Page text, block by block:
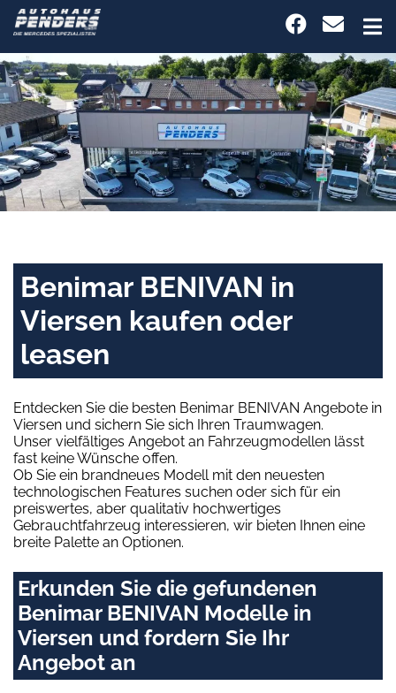
Benimar BENIVAN in
Viersen kaufen oder
leasen
Entdecken Sie die besten Benimar BENIVAN Angebote in
Viersen und sichern Sie sich Ihren Traumwagen.
Unser vielfältiges Angebot an Fahrzeugmodellen lässt
fast keine Wünsche offen.
Ob Sie ein brandneues Modell mit den neuesten
technologischen Features suchen oder sich für ein
preiswertes, aber qualitativ hochwertiges
Gebrauchtfahrzeug interessieren, wir bieten Ihnen eine
breite Palette an Optionen.
Erkunden Sie die gefundenen
Benimar BENIVAN Modelle in
Viersen und fordern Sie Ihr
Angebot an